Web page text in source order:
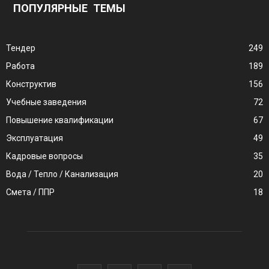
ПОПУЛЯРНЫЕ ТЕМЫ
Тендер
249
Работа
189
Конструктив
156
Учебные заведения
72
Повышение квалификации
67
Эксплуатация
49
Кадровые вопросы
35
Вода / Тепло / Канализация
20
Смета / ППР
18